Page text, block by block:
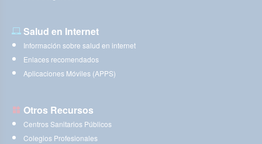
Salud en Internet
Información sobre salud en internet
Enlaces recomendados
Aplicaciones Móviles (APPS)
Otros Recursos
Centros Sanitarios Públicos
Colegios Profesionales